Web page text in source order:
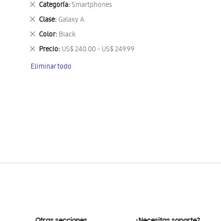
Categoría Smartphones
Eliminar
este
artículo
Clase Galaxy A
Eliminar
este
artículo
Color Black
Eliminar
este
artículo
Precio US$ 240.00 - US$ 249.99
Eliminar
artículo
Eliminar todo